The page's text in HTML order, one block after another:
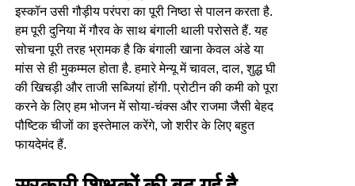
इस्कॉन उसी गौड़ीय परंपरा का पूरी निष्ठा से पालन करता है.
हम पूरी दुनिया में गौरव के साथ बंगाली थाली परोसते हैं. यह
सोचना पूरी तरह भ्रामक है कि बंगाली खाना केवल अंडे या
मांस से ही मुकम्मल होता है. हमारे मेन्यू में चावल, दाल, शुद्ध घी
की खिचड़ी और ताजी सब्जियां होंगी. प्रोटीन की कमी को पूरा
करने के लिए हम भोजन में सोया-चंक्स और राजमा जैसी बेहद
पौष्टिक चीजों का इस्तेमाल करेंगे, जो शरीर के लिए बहुत
फायदेमंद हैं.